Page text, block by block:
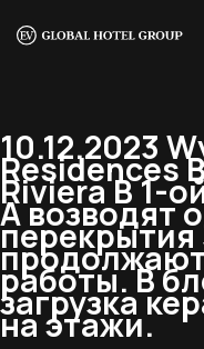
10.12.2023
Residences
Riviera В 1-
А возводят
перекрытия
работы. В
загрузка
на этажи.